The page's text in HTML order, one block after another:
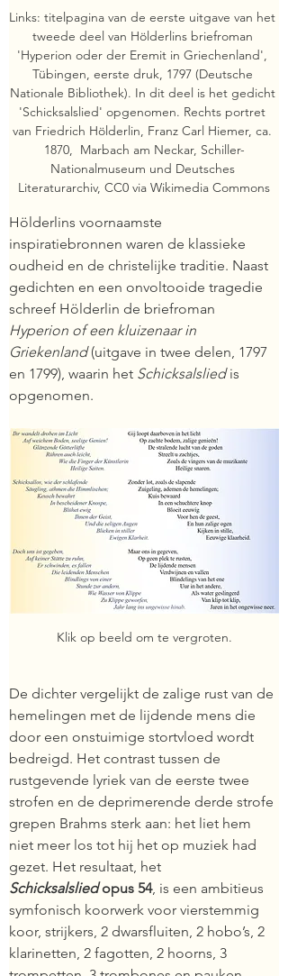
Links: titelpagina van de eerste uitgave van het
tweede deel van Hölderlins briefroman
'Hyperion oder der Eremit in Griechenland',
Tübingen, eerste druk, 1797 (Deutsche
Nationale Bibliothek). In dit deel is het gedicht
'Schicksalslied' opgenomen. Rechts portret
van Friedrich Hölderlin, Franz Carl Hiemer, ca.
1870,  Marbach am Neckar, Schiller-
Nationalmuseum und Deutsches
Literaturarchiv, CC0 via Wikimedia Commons
Hölderlins voornaamste
inspiratiebronnen waren de klassieke
oudheid en de christelijke traditie. Naast
gedichten en een onvoltooide tragedie
schreef Hölderlin de briefroman
Hyperion of een kluizenaar in
Griekenland (uitgave in twee delen, 1797
en 1799), waarin het Schicksalslied is
opgenomen.
Klik op beeld om te vergroten.
De dichter vergelijkt de zalige rust van de
hemelingen met de lijdende mens die
door een onstuimige stortvloed wordt
bedreigd. Het contrast tussen de
rustgevende lyriek van de eerste twee
strofen en de deprimerende derde strofe
grepen Brahms sterk aan: het liet hem
niet meer los tot hij het op muziek had
gezet. Het resultaat, het
Schicksalslied opus 54, is een ambitieus
symfonisch koorwerk voor vierstemmig
koor, strijkers, 2 dwarsfluiten, 2 hobo’s, 2
klarinetten, 2 fagotten, 2 hoorns, 3